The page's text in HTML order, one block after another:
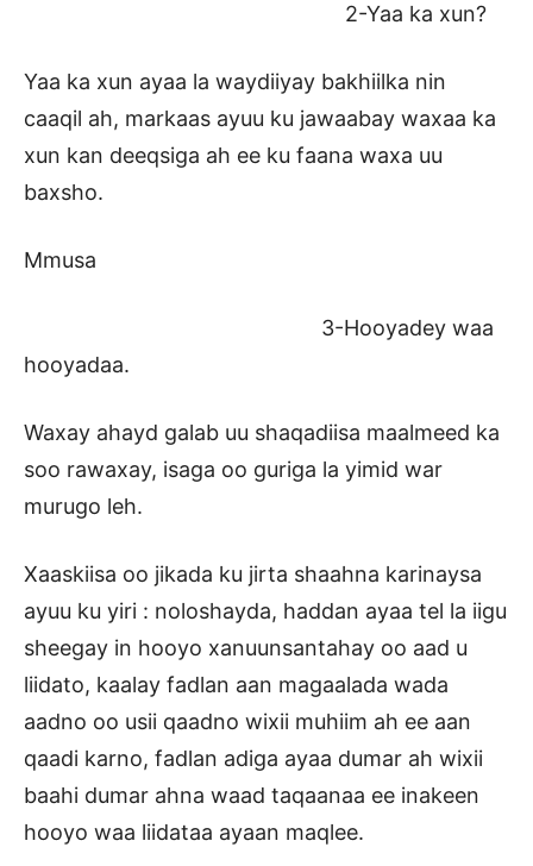
2-Yaa ka xun?
Yaa ka xun ayaa la waydiiyay bakhiilka nin
caaqil ah, markaas ayuu ku jawaabay waxaa ka
xun kan deeqsiga ah ee ku faana waxa uu
baxsho.
Mmusa
3-Hooyadey waa
hooyadaa.
Waxay ahayd galab uu shaqadiisa maalmeed ka
soo rawaxay, isaga oo guriga la yimid war
murugo leh.
Xaaskiisa oo jikada ku jirta shaahna karinaysa
ayuu ku yiri : noloshayda, haddan ayaa tel la iigu
sheegay in hooyo xanuunsantahay oo aad u
liidato, kaalay fadlan aan magaalada wada
aadno oo usii qaadno wixii muhiim ah ee aan
qaadi karno, fadlan adiga ayaa dumar ah wixii
baahi dumar ahna waad taqaanaa ee inakeen
hooyo waa liidataa ayaan maqlee.